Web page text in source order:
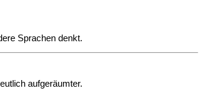
Sprachen denkt.
aufgeräumter.